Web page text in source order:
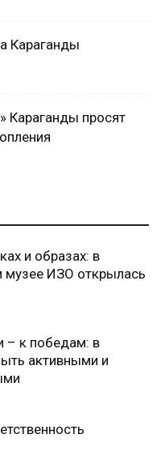
Караганды
Караганды просят
и образах: в
музее ИЗО открылась
– к победам: в
активными и